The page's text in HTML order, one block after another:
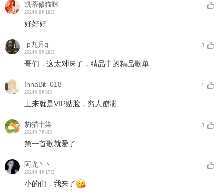
凯蒂修猫咪
2024年9月19日
好好好
-p九月q-
2024年8月29日
3
哥们，这太对味了，精品中的精品歌单
InnaBit_018
2024年8月3日
1
上来就是VIP贴脸，穷人崩溃
豹猫十柒
2024年7月8日
3
第一首歌就爱了
阿尤丶丶
2024年4月17日
小的们，我来了